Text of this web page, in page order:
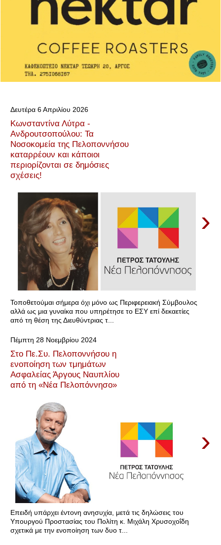
Δευτέρα 6 Απριλίου 2026
Κωνσταντίνα Λύτρα -
Ανδρουτσοπούλου: Τα
Νοσοκομεία της Πελοποννήσου
καταρρέουν και κάποιοι
περιορίζονται σε δημόσιες
σχέσεις!
›
Τοποθετούμαι σήμερα όχι μόνο ως Περιφερειακή Σύμβουλος
αλλά ως μια γυναίκα που υπηρέτησε το ΕΣΥ επί δεκαετίες
από τη θέση της Διευθύντριας τ...
Πέμπτη 28 Νοεμβρίου 2024
Στο Πε.Συ. Πελοποννήσου η
ενοποίηση των τμημάτων
Ασφαλείας Άργους Ναυπλίου
από τη «Νέα Πελοπόννησο»
›
Επειδή υπάρχει έντονη ανησυχία, μετά τις δηλώσεις του
Υπουργού Προστασίας του Πολίτη κ. Μιχάλη Χρυσοχοΐδη
σχετικά με την ενοποίηση των δυο τ...